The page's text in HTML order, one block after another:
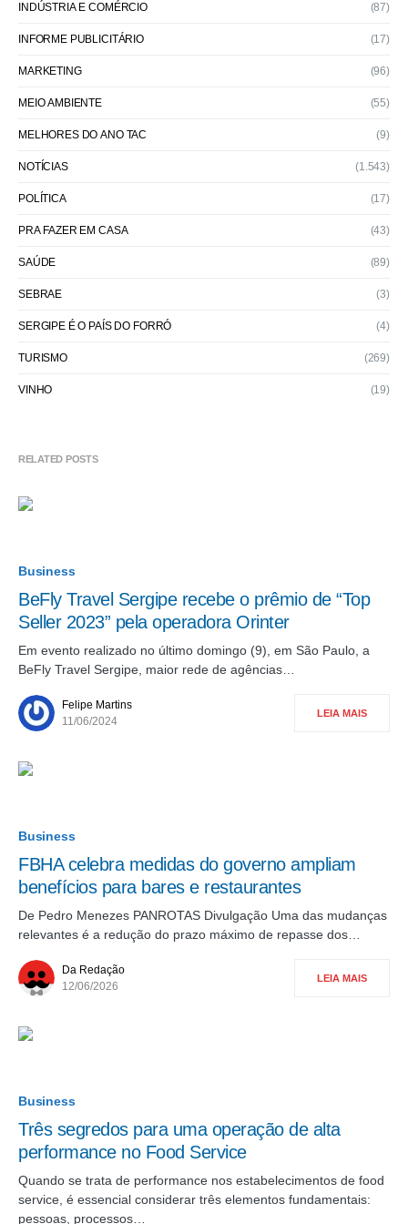
INDÚSTRIA E COMÉRCIO (87)
INFORME PUBLICITÁRIO (17)
MARKETING (96)
MEIO AMBIENTE (55)
MELHORES DO ANO TAC (9)
NOTÍCIAS (1.543)
POLÍTICA (17)
PRA FAZER EM CASA (43)
SAÚDE (89)
SEBRAE (3)
SERGIPE É O PAÍS DO FORRÓ (4)
TURISMO (269)
VINHO (19)
RELATED POSTS
Business
BeFly Travel Sergipe recebe o prêmio de “Top
Seller 2023” pela operadora Orinter
Em evento realizado no último domingo (9), em São Paulo, a
BeFly Travel Sergipe, maior rede de agências…
Felipe Martins
11/06/2024
LEIA MAIS
Business
FBHA celebra medidas do governo ampliam
benefícios para bares e restaurantes
De Pedro Menezes PANROTAS Divulgação Uma das mudanças
relevantes é a redução do prazo máximo de repasse dos…
Da Redação
12/06/2026
LEIA MAIS
Business
Três segredos para uma operação de alta
performance no Food Service
Quando se trata de performance nos estabelecimentos de food
service, é essencial considerar três elementos fundamentais:
pessoas, processos…